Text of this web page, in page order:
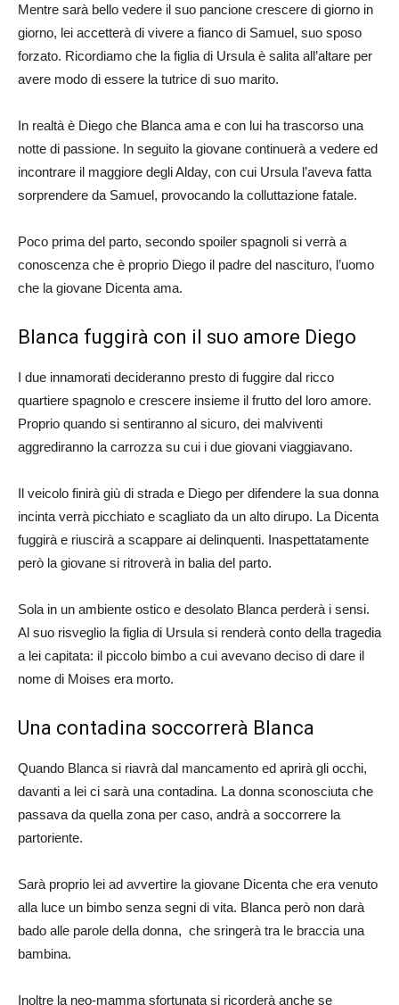
Mentre sarà bello vedere il suo pancione crescere di giorno in
giorno, lei accetterà di vivere a fianco di Samuel, suo sposo
forzato. Ricordiamo che la figlia di Ursula è salita all’altare per
avere modo di essere la tutrice di suo marito.
In realtà è Diego che Blanca ama e con lui ha trascorso una
notte di passione. In seguito la giovane continuerà a vedere ed
incontrare il maggiore degli Alday, con cui Ursula l’aveva fatta
sorprendere da Samuel, provocando la colluttazione fatale.
Poco prima del parto, secondo spoiler spagnoli si verrà a
conoscenza che è proprio Diego il padre del nascituro, l’uomo
che la giovane Dicenta ama.
Blanca fuggirà con il suo amore Diego
I due innamorati decideranno presto di fuggire dal ricco
quartiere spagnolo e crescere insieme il frutto del loro amore.
Proprio quando si sentiranno al sicuro, dei malviventi
aggrediranno la carrozza su cui i due giovani viaggiavano.
Il veicolo finirà giù di strada e Diego per difendere la sua donna
incinta verrà picchiato e scagliato da un alto dirupo. La Dicenta
fuggirà e riuscirà a scappare ai delinquenti. Inaspettatamente
però la giovane si ritroverà in balia del parto.
Sola in un ambiente ostico e desolato Blanca perderà i sensi.
Al suo risveglio la figlia di Ursula si renderà conto della tragedia
a lei capitata: il piccolo bimbo a cui avevano deciso di dare il
nome di Moises era morto.
Una contadina soccorrerà Blanca
Quando Blanca si riavrà dal mancamento ed aprirà gli occhi,
davanti a lei ci sarà una contadina. La donna sconosciuta che
passava da quella zona per caso, andrà a soccorrere la
partoriente.
Sarà proprio lei ad avvertire la giovane Dicenta che era venuto
alla luce un bimbo senza segni di vita. Blanca però non darà
bado alle parole della donna, che sringerà tra le braccia una
bambina.
Inoltre la neo-mamma sfortunata si ricorderà anche se